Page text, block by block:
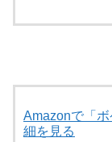
Amazonで「
細を見る